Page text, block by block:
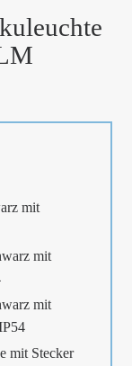
mit
mit
mit
mit Stecker